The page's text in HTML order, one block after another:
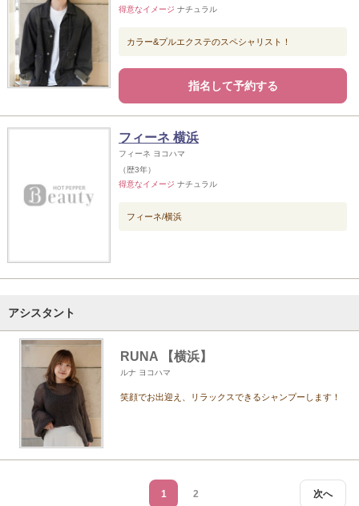
得意なイメージ ナチュラル
カラー&プルエクステのスペシャリスト！
指名して予約する
フィーネ 横浜
フィーネ ヨコハマ
（歴3年）
得意なイメージ ナチュラル
フィーネ/横浜
アシスタント
RUNA 【横浜】
ルナ ヨコハマ
笑顔でお出迎え、リラックスできるシャンプーします！
次へ
1 2